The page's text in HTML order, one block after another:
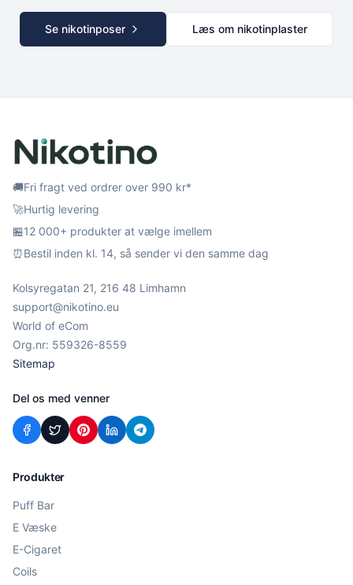
Se nikotinposer Læs om nikotinplaster
🚚Fri fragt ved ordrer over 990 kr*
🚀Hurtig levering
🏪12 000+ produkter at vælge imellem
⏰Bestil inden kl. 14, så sender vi den samme dag
Kolsyregatan 21, 216 48 Limhamn
support@nikotino.eu
World of eCom
Org.nr: 559326-8559
Sitemap
Del os med venner
Produkter
Puff Bar
E Væske
E-Cigaret
Coils